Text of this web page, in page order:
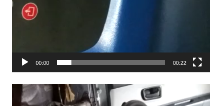
00:00 00:22
Video